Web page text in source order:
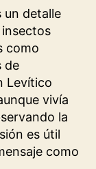
un detalle
insectos
como
de
Levítico
vivía
la
es útil
como